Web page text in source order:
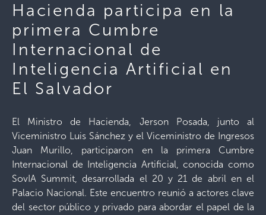
Hacienda participa en la
primera Cumbre
Internacional de
Inteligencia Artificial en
El Salvador
El Ministro de Hacienda, Jerson Posada, junto al
Viceministro Luis Sánchez y el Viceministro de Ingresos
Juan Murillo, participaron en la primera Cumbre
Internacional de Inteligencia Artificial, conocida como
SovIA Summit, desarrollada el 20 y 21 de abril en el
Palacio Nacional. Este encuentro reunió a actores clave
del sector público y privado para abordar el papel de la